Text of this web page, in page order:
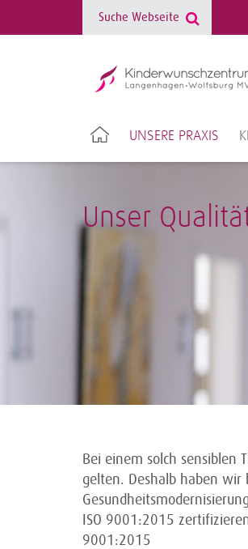
UNSERE PRAXIS
Unser
Bei einem solch sensiblen
gelten. Deshalb haben
ISO 9001:2015
9001:2015